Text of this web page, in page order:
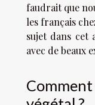
faudrait que
les français
sujet dans cet
avec de beaux